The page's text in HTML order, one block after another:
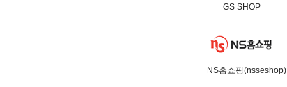
GS SHOP
NS홈쇼핑(nsseshop)